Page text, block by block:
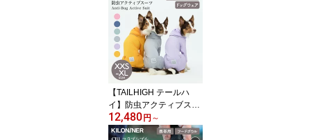
歩【ペット】【お散歩グ
ッズ】
【TAILHIGH テールハ
イ】防虫アクティブスー
ツ Anti-Bug Active Suit X
XS-XLサイズ ドッグウェ
12,480 円 ～